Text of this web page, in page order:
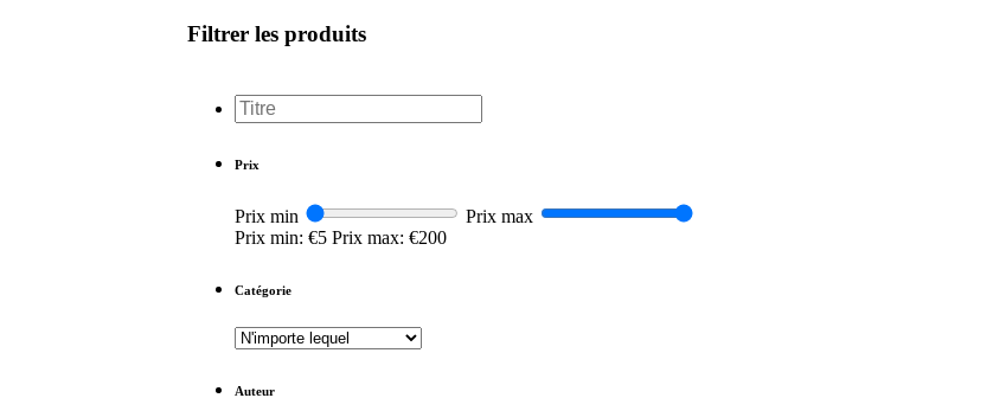
Filtrer les produits
Rechercher
...
Prix
Prix min
Prix max
Prix min: €5 Prix max: €200
Catégorie
Auteur